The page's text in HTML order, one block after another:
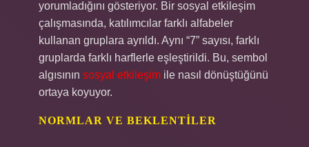
yorumladığını gösteriyor. Bir sosyal etkileşim
çalışmasında, katılımcılar farklı alfabeler
kullanan gruplara ayrıldı. Aynı “7” sayısı, farklı
gruplarda farklı harflerle eşleştirildi. Bu, sembol
algısının sosyal etkileşim ile nasıl dönüştüğünü
ortaya koyuyor.
NORMLAR VE BEKLENTILER